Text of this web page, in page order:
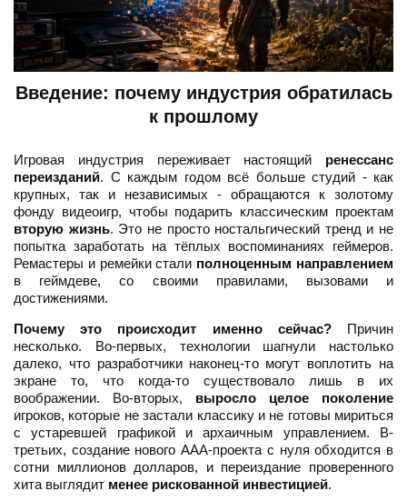
Введение: почему индустрия обратилась
к прошлому
Игровая индустрия переживает настоящий ренессанс
переизданий. С каждым годом всё больше студий - как
крупных, так и независимых - обращаются к золотому
фонду видеоигр, чтобы подарить классическим проектам
вторую жизнь. Это не просто ностальгический тренд и не
попытка заработать на тёплых воспоминаниях геймеров.
Ремастеры и ремейки стали полноценным направлением
в геймдеве, со своими правилами, вызовами и
достижениями.
Почему это происходит именно сейчас?Причин
несколько. Во-первых, технологии шагнули настолько
далеко, что разработчики наконец-то могут воплотить на
экране то, что когда-то существовало лишь в их
воображении. Во-вторых, выросло целое поколение
игроков, которые не застали классику и не готовы мириться
с устаревшей графикой и архаичным управлением. В-
третьих, создание нового ААА-проекта с нуля обходится в
сотни миллионов долларов, и переиздание проверенного
хита выглядит менее рискованной инвестицией.